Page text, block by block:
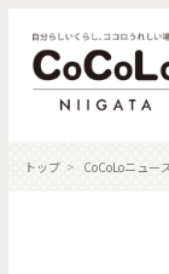
トップ CoCoLoニュー